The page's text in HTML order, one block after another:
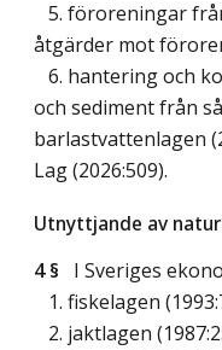
5. föroreningar
åtgärder mot
6. hantering och
och sediment från
barlastvattenlagen
Lag (2026:509).
Utnyttjande av
4 § I Sveriges
1. fiskelagen
2. jaktlagen